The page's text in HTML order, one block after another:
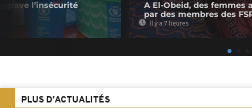
l’insécurité
A El-Obeid, des femmes
par des membres des
Il y a 7 heures
PLUS D'ACTUALITÉS